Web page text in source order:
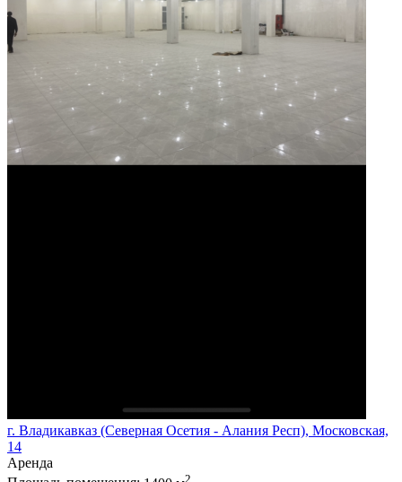
г. Владикавказ (Северная Осетия - Алания Респ), Московская,
14
Аренда
2